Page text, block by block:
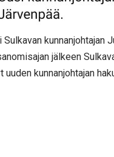
kunnanjohtajan
jälkeen
kunnanjohtajan